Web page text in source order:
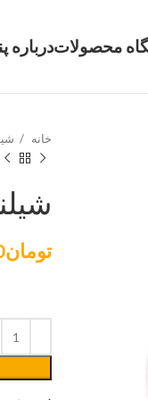
محصولاتدرباره
خانه
تومان